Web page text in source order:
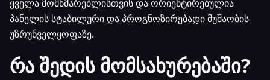
ყველა მომხმარებლისთვის და ორიენტირებულია
პანელის სტაბილური და პროგნოზირებადი მუშაობის
უზრუნველყოფაზე.
რა შედის მომსახურებაში?